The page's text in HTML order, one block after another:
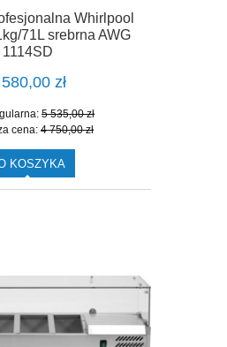
Whirlpool
71L srebrna AWG
1114SD
zł
5 535,00 zł
cena: 4 750,00 zł
KOSZYKA